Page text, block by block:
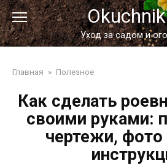
Перейти
к
контенту
Уход за садом и
Главная » Полезное
Как сделать
своими руками:
чертежи, фото